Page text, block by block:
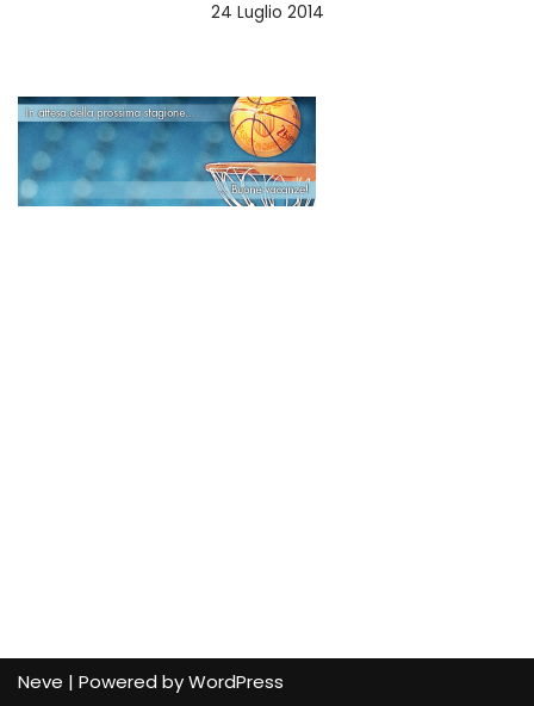
24 Luglio 2014
Neve | Powered byWordPress